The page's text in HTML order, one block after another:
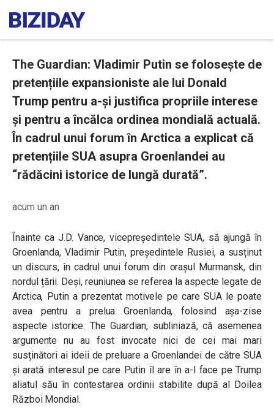
The Guardian: Vladimir Putin se folosește de
pretențiile expansioniste ale lui Donald
Trump pentru a-și justifica propriile interese
și pentru a încălca ordinea mondială actuală.
În cadrul unui forum în Arctica a explicat că
pretențiile SUA asupra Groenlandei au
“rădăcini istorice de lungă durată”.
acum un an
Înainte ca J.D. Vance, vicepreședintele SUA, să ajungă în
Groenlanda, Vladimir Putin, președintele Rusiei, a susținut
un discurs, în cadrul unui forum din orașul Murmansk, din
nordul țării. Deși, reuniunea se referea la aspecte legate de
Arctica, Putin a prezentat motivele pe care SUA le poate
avea pentru a prelua Groenlanda, folosind așa-zise
aspecte istorice. The Guardian, subliniază, că asemenea
argumente nu au fost invocate nici de cei mai mari
susținători ai ideii de preluare a Groenlandei de către SUA
și arată interesul pe care Putin îl are în a-l face pe Trump
aliatul său în contestarea ordinii stabilite după al Doilea
Război Mondial.